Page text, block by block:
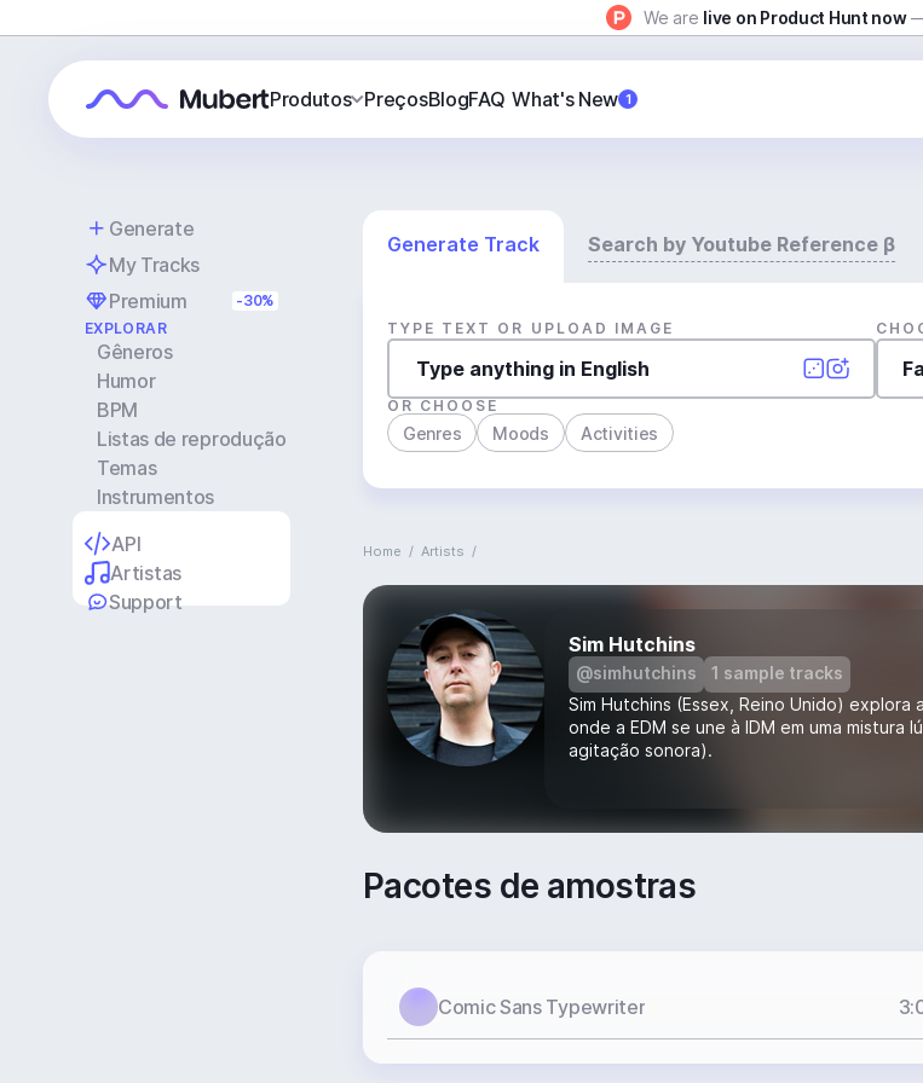
We are live on Product Hunt now
Produtos PreçosBlogFAQ What's New 1
Generate
My Tracks
Premium
-30%
EXPLORAR
Gêneros
Humor
BPM
Listas de reprodução
Temas
Instrumentos
API
Artistas
Support
Generate Track Search by Youtube Reference β
TYPE TEXT OR UPLOAD IMAGE
OR CHOOSE
Genres Moods Activities
Home / Artists /
Sim Hutchins
@simhutchins
1 sample tracks
Sim Hutchins (Essex, Reino Unido)
onde a EDM se une à IDM em uma
agitação sonora).
Pacotes de amostras
Comic Sans Typewriter